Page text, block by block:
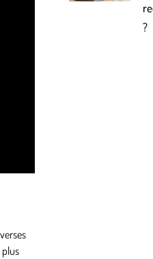
plus
?